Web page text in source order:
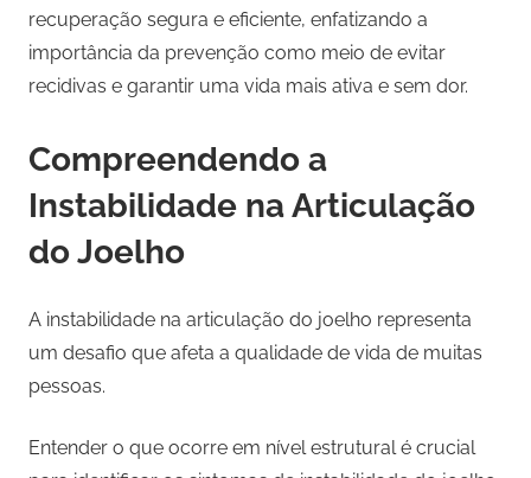
recuperação segura e eficiente, enfatizando a
importância da prevenção como meio de evitar
recidivas e garantir uma vida mais ativa e sem dor.
Compreendendo a
Instabilidade na Articulação
do Joelho
A instabilidade na articulação do joelho representa
um desafio que afeta a qualidade de vida de muitas
pessoas.
Entender o que ocorre em nível estrutural é crucial